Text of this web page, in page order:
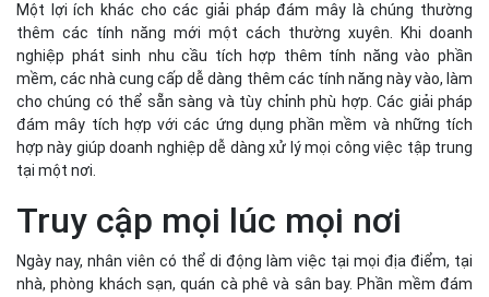
Một lợi ích khác cho các giải pháp đám mây là chúng thường
thêm các tính năng mới một cách thường xuyên. Khi doanh
nghiệp phát sinh nhu cầu tích hợp thêm tính năng vào phần
mềm, các nhà cung cấp dễ dàng thêm các tính năng này vào, làm
cho chúng có thể sẵn sàng và tùy chỉnh phù hợp. Các giải pháp
đám mây tích hợp với các ứng dụng phần mềm và những tích
hợp này giúp doanh nghiệp dễ dàng xử lý mọi công việc tập trung
tại một nơi.
Truy cập mọi lúc mọi nơi
Ngày nay, nhân viên có thể di động làm việc tại mọi địa điểm, tại
nhà, phòng khách sạn, quán cà phê và sân bay. Phần mềm đám